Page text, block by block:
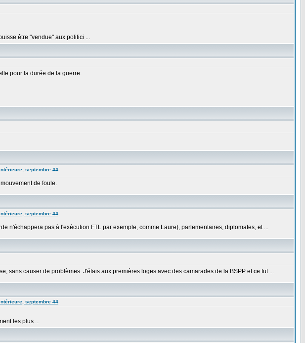
être "vendue" aux politici ...
pour la durée de la guerre.
septembre 44
de foule.
septembre 44
n'échappera pas à l'exécution FTL par exemple, comme Laure), parlementaires, diplomates, et ...
sans causer de problèmes. J'étais aux premières loges avec des camarades de la BSPP et ce fut ...
septembre 44
les plus ...